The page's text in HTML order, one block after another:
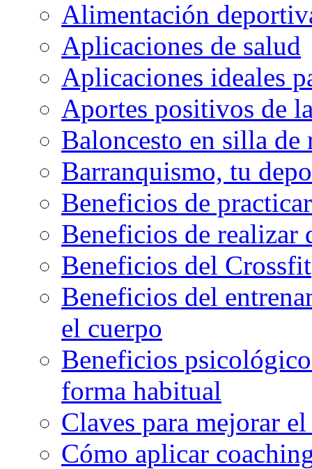
Alimentación
Aplicaciones de salud
Aplicaciones ideales
Aportes positivos de
Baloncesto en silla de
Barranquismo, tu
Beneficios de
Beneficios de realizar
Beneficios del Crossfit
Beneficios del
el cuerpo
Beneficios
forma habitual
Claves para mejorar
Cómo aplicar